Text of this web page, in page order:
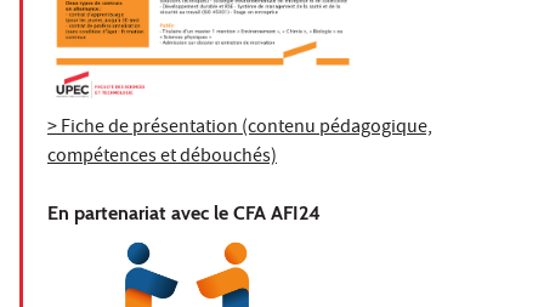
> Fiche de présentation (contenu pédagogique,
compétences et débouchés)
En partenariat avec le CFA AFI24